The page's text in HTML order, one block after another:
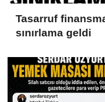
Tasarruf
sınırlama geldi